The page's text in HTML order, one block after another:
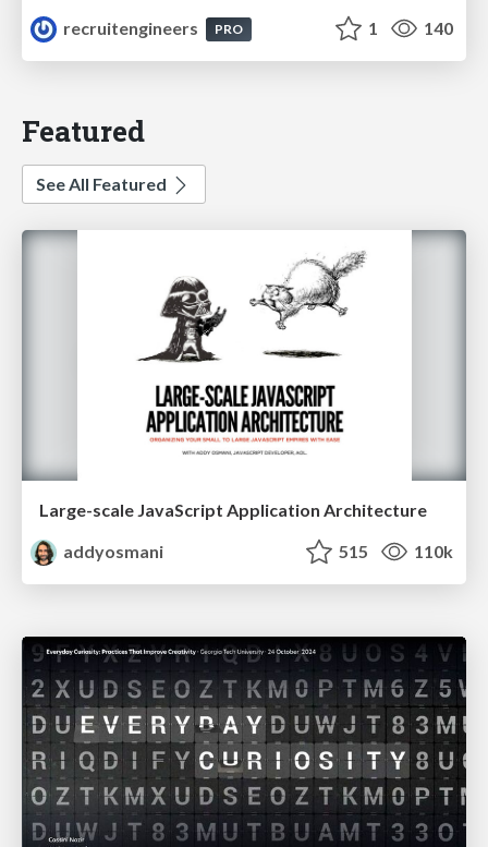
recruitengineers
PRO 1 140
Featured
See All Featured
Large-scale JavaScript Application Architecture
addyosmani
515 110k